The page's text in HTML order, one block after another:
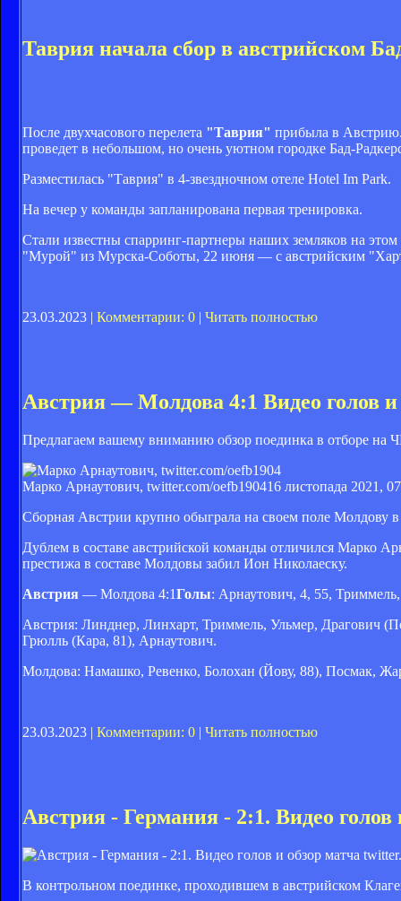
Таврия начала сбор в австрийском
После двухчасового перелета "Таврия" прибыла в Австрию.
проведет в небольшом, но очень уютном городке Бад-
Разместилась "Таврия" в 4-звездночном отеле Hotel Im Park.
На вечер у команды запланирована первая тренировка.
Стали известны спарринг-партнеры наших земляков на
"Мурой" из Мурска-Соботы, 22 июня — с австрийским
23.03.2023 | Комментарии: 0 | Читать полностью
Австрия — Молдова 4:1 Видео голов и
Предлагаем вашему вниманию обзор поединка в отборе на
Марко Арнаутович, twitter.com/oefb190416 листопада 2021,
Сборная Австрии крупно обыграла на своем поле Молдову
Дублем в составе австрийской команды отличился Марко
престижа в составе Молдовы забил Ион Николаеску.
Австрия — Молдова 4:1Голы: Арнаутович, 4, 55,
Австрия: Линднер, Линхарт, Триммель, Ульмер, Драгович
Грюлль (Кара, 81), Арнаутович.
Молдова: Намашко, Ревенко, Болохан (Йову, 88), Посмак,
23.03.2023 | Комментарии: 0 | Читать полностью
Австрия - Германия - 2:1. Видео голов
В контрольном поединке, проходившем в австрийском